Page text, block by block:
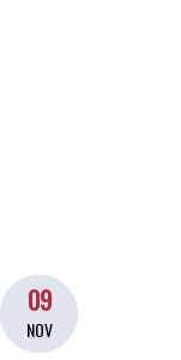
09
NOV